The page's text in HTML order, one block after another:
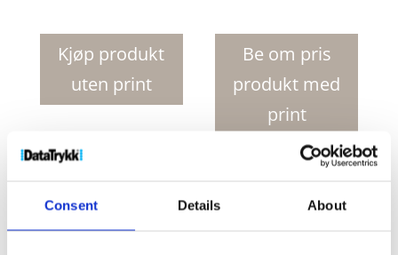
Consent Details About
sirklet
rektangulær
musematte
Kjøp produkt
uten print
Be om pris
produkt med
print
,
Bright-matte
Brite-matte,Eko, Mus,Muse
matte,Musematte